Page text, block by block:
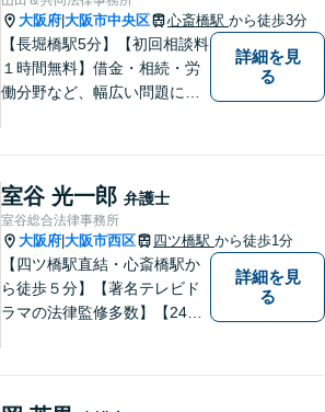
大阪府 大阪市中央区 心斎橋駅 から徒歩3分
【長堀橋駅5分】【初回相談料
１時間無料】借金・相続・労
働分野など、幅広い問題に精
方に感謝していただけるよう
尽力いたします！
詳細を見
る
室谷 光一郎 弁護士
室谷総合法律事務所
大阪府 大阪市西区 四ツ橋駅 から徒歩1分
【四ツ橋駅直結・心斎橋駅か
ら徒歩５分】【著名テレビド
ラマの法律監修多数】【24時
強く意識しております！
詳細を見
る